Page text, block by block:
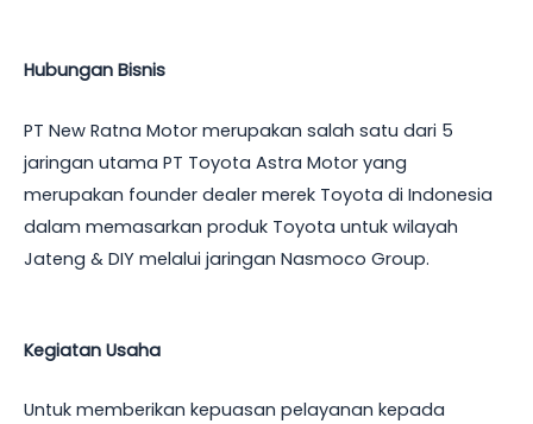
Hubungan Bisnis
PT New Ratna Motor merupakan salah satu dari 5
jaringan utama PT Toyota Astra Motor yang
merupakan founder dealer merek Toyota di Indonesia
dalam memasarkan produk Toyota untuk wilayah
Jateng & DIY melalui jaringan Nasmoco Group.
Kegiatan Usaha
Untuk memberikan kepuasan pelayanan kepada